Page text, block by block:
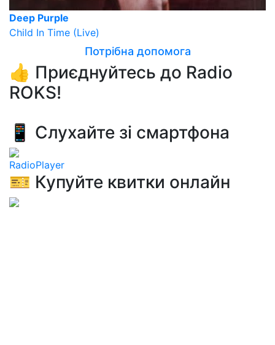
Deep Purple
Child In Time (Live)
Потрібна допомога
👍 Приєднуйтесь до Radio
ROKS!
📱 Слухайте зі смартфона
RadioPlayer
🎫 Купуйте квитки онлайн